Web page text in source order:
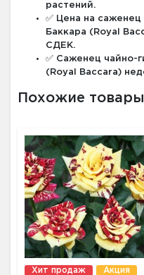
растений.
✅ Цена на
Баккара (Royal
СДЕК.
✅ Саженец чайно-
(Royal Baccara)
Похожие товары
Хит продаж Акция